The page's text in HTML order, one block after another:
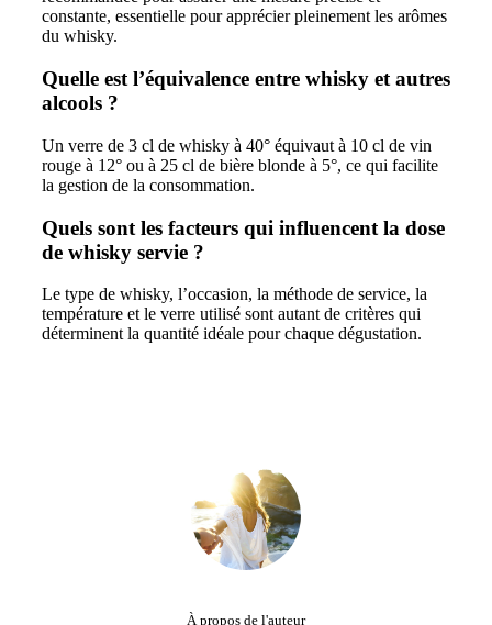
constante, essentielle pour apprécier pleinement les arômes
du whisky.
Quelle est l’équivalence entre whisky et autres
alcools ?
Un verre de 3 cl de whisky à 40° équivaut à 10 cl de vin
rouge à 12° ou à 25 cl de bière blonde à 5°, ce qui facilite
la gestion de la consommation.
Quels sont les facteurs qui influencent la dose
de whisky servie ?
Le type de whisky, l’occasion, la méthode de service, la
température et le verre utilisé sont autant de critères qui
déterminent la quantité idéale pour chaque dégustation.
À propos de l'auteur